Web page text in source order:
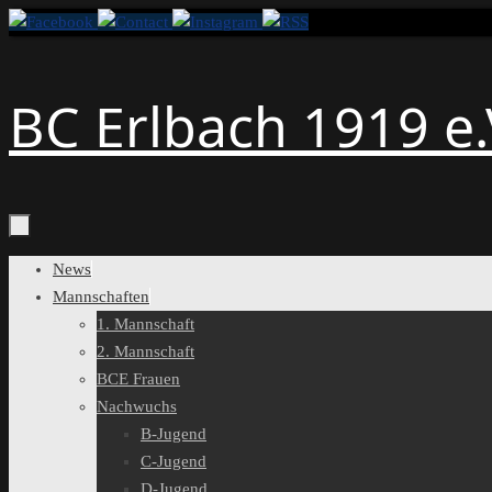
Zum
BC Erlbach 1919
Zum
Inhalt
News
Mannschaften
1. Mannschaft
2. Mannschaft
BCE Frauen
Nachwuchs
B-Jugend
C-Jugend